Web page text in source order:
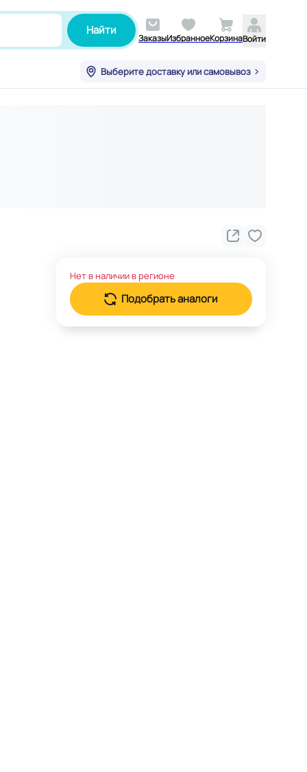
Найти
ЗаказыИзбранноеКорзинаВойти
Выберите доставку или самовывоз
Нет в наличии в регионе
Подобрать аналоги